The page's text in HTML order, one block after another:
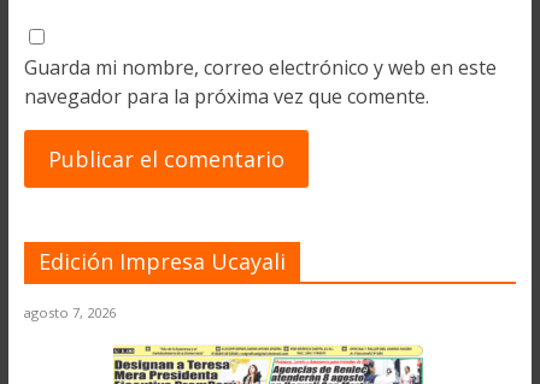
Guarda mi nombre, correo electrónico y web en este
navegador para la próxima vez que comente.
Edición Impresa Ucayali
agosto 7, 2026